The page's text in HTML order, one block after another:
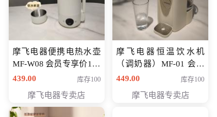
摩飞电器便携电热水壶
MF-W08 会员专享价198
元
439.00 库存100
摩飞电器专卖店
摩飞电器恒温饮水机
（调奶器）MF-01 会员
专享价366元
449.00 库存100
摩飞电器专卖店